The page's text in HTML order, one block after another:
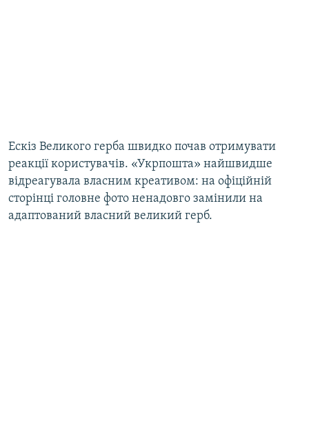
Ескіз Великого герба швидко почав отримувати
реакції користувачів. «Укрпошта» найшвидше
відреагувала власним креативом: на офіційній
сторінці головне фото ненадовго замінили на
адаптований власний великий герб.